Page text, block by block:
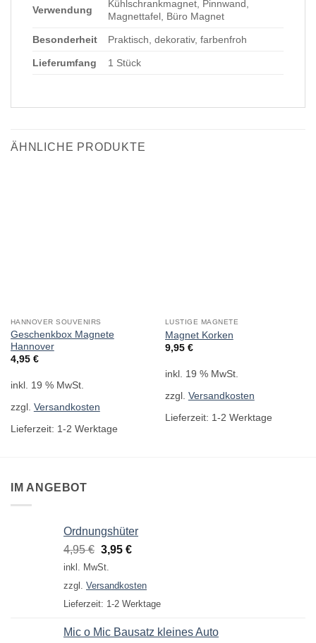
Verwendung
Kühlschrankmagnet, Pinnwand,
Magnettafel, Büro Magnet
Besonderheit Praktisch, dekorativ, farbenfroh
Lieferumfang 1 Stück
ÄHNLICHE PRODUKTE
HANNOVER SOUVENIRS
Geschenkbox Magnete
Hannover
4,95 €
inkl. 19 % MwSt.
zzgl. Versandkosten
Lieferzeit: 1-2 Werktage
LUSTIGE MAGNETE
Magnet Korken
9,95 €
inkl. 19 % MwSt.
zzgl. Versandkosten
Lieferzeit: 1-2 Werktage
IM ANGEBOT
Ordnungshüter
4,95€ Ursprünglicher
Preis
4,95 €
3,95 €Aktueller
3,95 €.
inkl. MwSt.
zzgl. Versandkosten
Lieferzeit: 1-2 Werktage
Mic o Mic Bausatz kleines Auto